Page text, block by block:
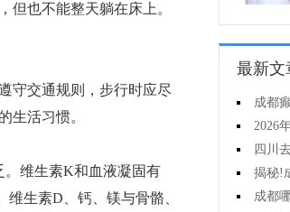
但也不能整天躺在床上。
守交通规则，步行时应尽
生活习惯。
维生素K和血液凝固有
生素D、钙、镁与骨骼、
最新文
成都
疗有哪些
2026
么治疗癫
四川
细排名]
揭秘!
样提高羊
成都